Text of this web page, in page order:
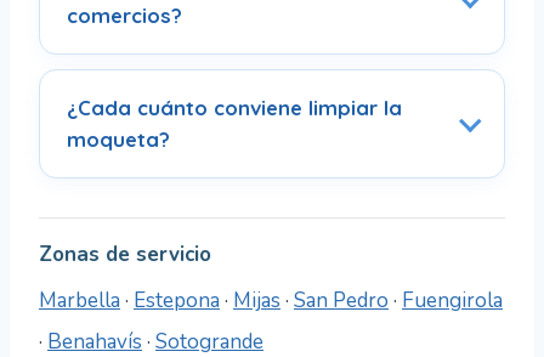
comercios?
¿Cada cuánto conviene limpiar la
moqueta?
Zonas de servicio
Marbella · Estepona · Mijas · San Pedro · Fuengirola
· Benahavís · Sotogrande